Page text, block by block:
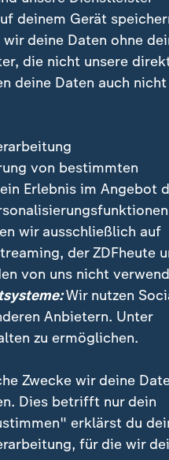
40 Zigaretten am Tag
dem Rauchen
- unter der
der Operation habe
total in Ordnung bist,
senken
strengeren
sei für ihn bis
wie ich bin", sagte
deinem Gerät
deine Daten ohne
die nicht unsere
deine Daten auch nicht
von bestimmten
Erlebnis im Angebot
wir ausschließlich auf
der ZDFheute
von uns nicht
Wir nutzen
Anbietern. Unter
zu ermöglichen.
Zwecke wir deine
Dies betrifft nur dein
erklärst du
für die wir